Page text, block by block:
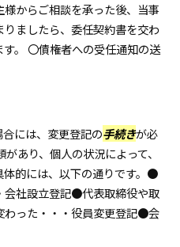
からご相談を承った後、当事
ましたら、委任契約書を交わ
。 〇債権者への受任通知の送
には、変更登記の手続きが必
あり、個人の状況によって、
体的には、以下の通りです。●
会社設立登記●代表取締役や取
わった・・・役員変更登記●会